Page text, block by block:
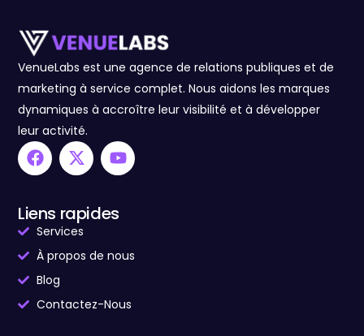
VenueLabs est une agence de relations publiques et de
marketing à service complet. Nous aidons les marques
dynamiques à accroître leur visibilité et à développer
leur activité.
Liens rapides
Services
À propos de nous
Blog
Contactez-Nous